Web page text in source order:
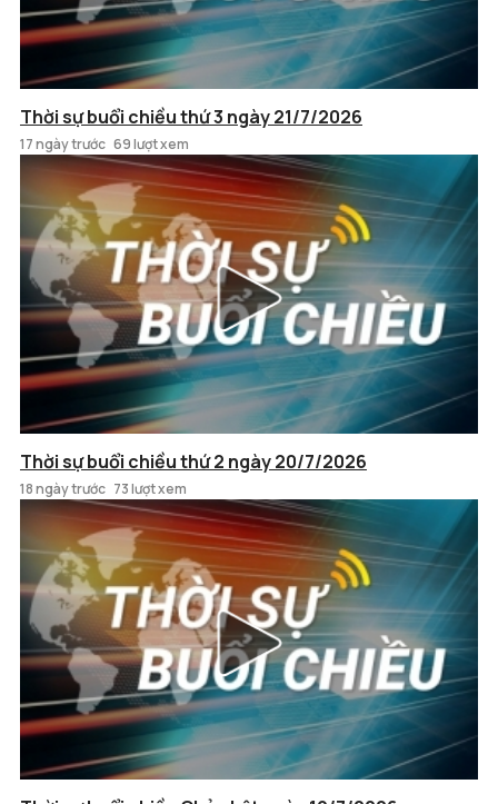
Thời sự buổi chiều thứ 3 ngày 21/7/2026
17 ngày trước 69 lượt xem
Thời sự buổi chiều thứ 2 ngày 20/7/2026
18 ngày trước 73 lượt xem